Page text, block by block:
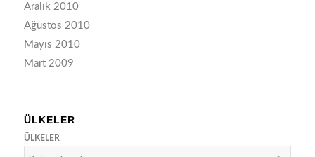
Aralık 2010
Ağustos 2010
Mayıs 2010
Mart 2009
ÜLKELER
ÜLKELER